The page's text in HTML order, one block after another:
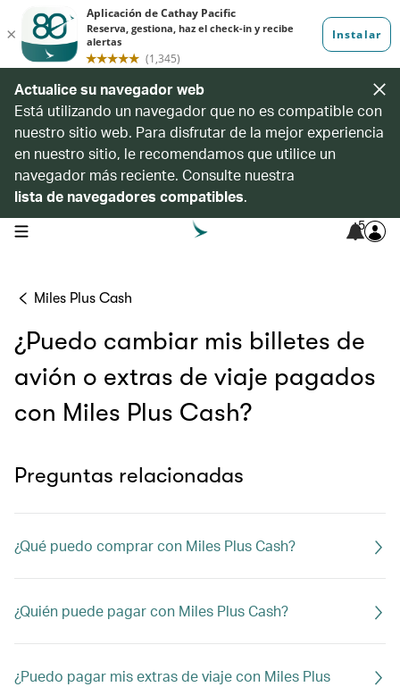
Actualice su navegador web
Está utilizando un navegador que no es compatible con
nuestro sitio web. Para disfrutar de la mejor experiencia
en nuestro sitio, le recomendamos que utilice un
navegador más reciente. Consulte nuestra
lista de navegadores compatibles.
open navigation menu 5
Miles Plus Cash
¿Puedo cambiar mis billetes de
avión o extras de viaje pagados
con Miles Plus Cash?
Preguntas relacionadas
¿Qué puedo comprar con Miles Plus Cash?
¿Quién puede pagar con Miles Plus Cash?
¿Puedo pagar mis extras de viaje con Miles Plus